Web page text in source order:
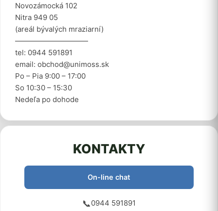
Novozámocká 102
Nitra 949 05
(areál bývalých mraziarní)
——————————
tel: 0944 591891
email: obchod@unimoss.sk
Po – Pia 9:00 – 17:00
So 10:30 – 15:30
Nedeľa po dohode
KONTAKTY
On-line chat
📞0944 591891